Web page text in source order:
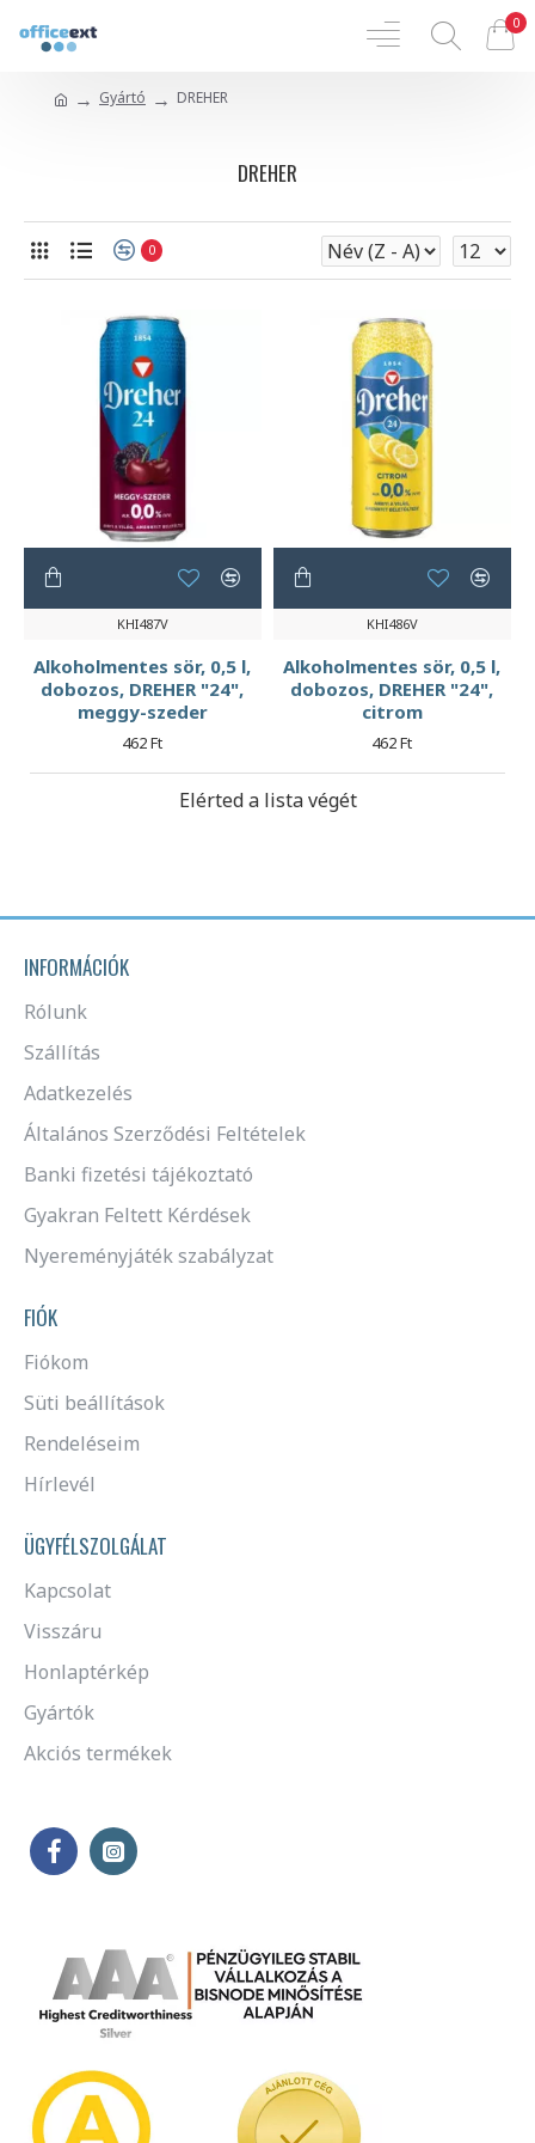
0
Gyártó DREHER
DREHER
0
KHI487V
Alkoholmentes sör, 0,5 l,
dobozos, DREHER "24",
meggy-szeder
462 Ft
KHI486V
Alkoholmentes sör, 0,5 l,
dobozos, DREHER "24",
citrom
462 Ft
Elérted a lista végét
INFORMÁCIÓK
Rólunk
Szállítás
Adatkezelés
Általános Szerződési Feltételek
Banki fizetési tájékoztató
Gyakran Feltett Kérdések
Nyereményjáték szabályzat
FIÓK
Fiókom
Süti beállítások
Rendeléseim
Hírlevél
ÜGYFÉLSZOLGÁLAT
Kapcsolat
Visszáru
Honlaptérkép
Gyártók
Akciós termékek